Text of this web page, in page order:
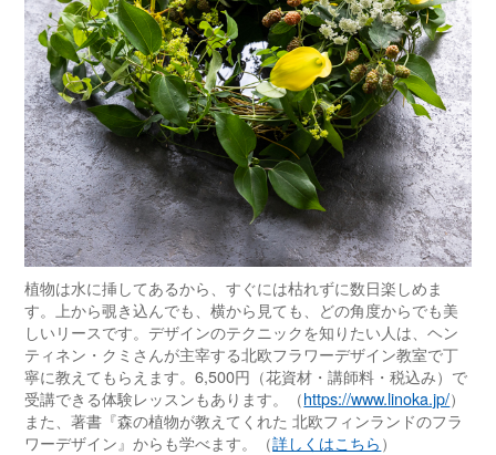
植物は水に挿してあるから、すぐには枯れずに数日楽しめま
す。上から覗き込んでも、横から見ても、どの角度からでも美
しいリースです。デザインのテクニックを知りたい人は、ヘン
ティネン・クミさんが主宰する北欧フラワーデザイン教室で丁
寧に教えてもらえます。6,500円（花資材・講師料・税込み）で
受講できる体験レッスンもあります。（https://www.linoka.jp/）
また、著書『森の植物が教えてくれた 北欧フィンランドのフラ
ワーデザイン』からも学べます。（詳しくはこちら）